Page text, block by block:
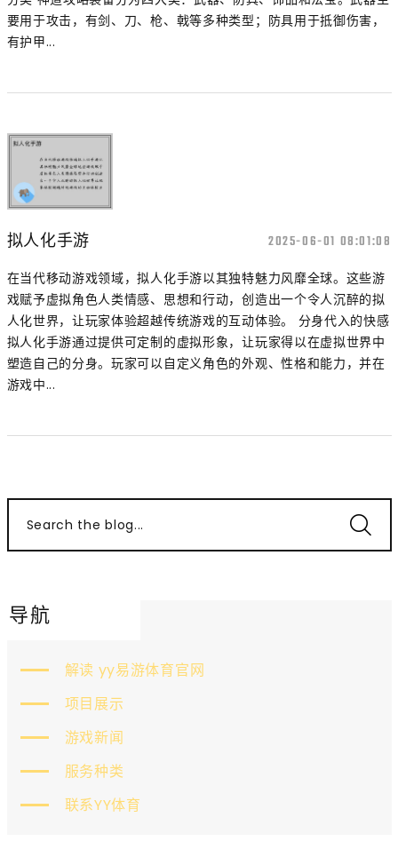
要用于攻击，有剑、刀、枪、戟等多种类型；防具用于抵御伤害，
有护甲...
拟人化手游 2025-06-01 08:01:08
在当代移动游戏领域，拟人化手游以其独特魅力风靡全球。这些游
戏赋予虚拟角色人类情感、思想和行动，创造出一个令人沉醉的拟
人化世界，让玩家体验超越传统游戏的互动体验。 分身代入的快感
拟人化手游通过提供可定制的虚拟形象，让玩家得以在虚拟世界中
塑造自己的分身。玩家可以自定义角色的外观、性格和能力，并在
游戏中...
Search the blog...
导航
解读 yy易游体育官网
项目展示
游戏新闻
服务种类
联系YY体育